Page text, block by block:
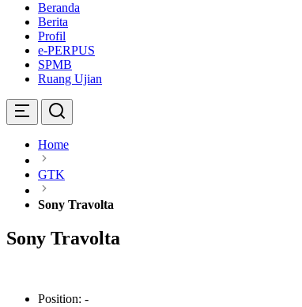
Beranda
Berita
Profil
e-PERPUS
SPMB
Ruang Ujian
Home
GTK
Sony Travolta
Sony Travolta
Position: -